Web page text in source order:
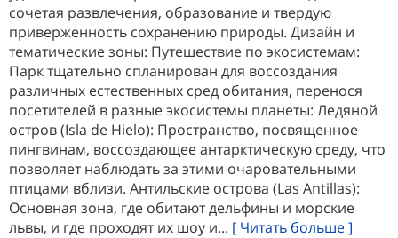
сочетая развлечения, образование и твердую
приверженность сохранению природы. Дизайн и
тематические зоны: Путешествие по экосистемам:
Парк тщательно спланирован для воссоздания
различных естественных сред обитания, перенося
посетителей в разные экосистемы планеты: Ледяной
остров (Isla de Hielo): Пространство, посвященное
пингвинам, воссоздающее антарктическую среду, что
позволяет наблюдать за этими очаровательными
птицами вблизи. Антильские острова (Las Antillas):
Основная зона, где обитают дельфины и морские
львы, и где проходят их шоу и... [ Читать больше ]